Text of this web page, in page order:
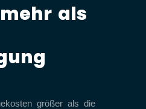
als
größer als die